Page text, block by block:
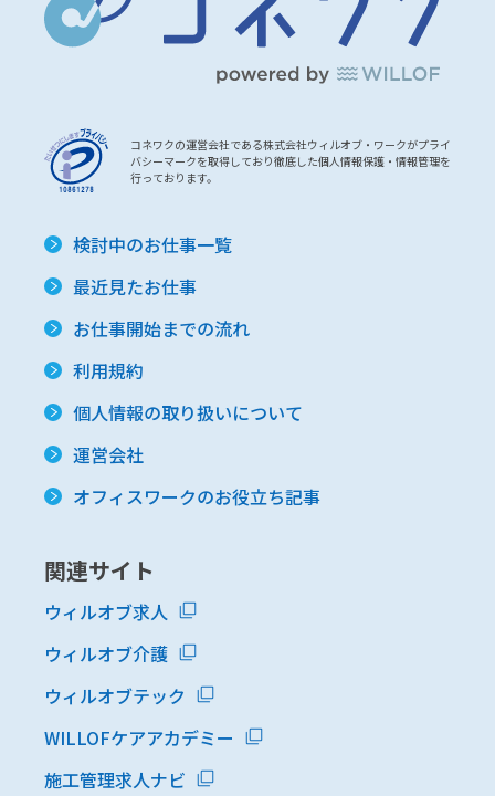
コネワクの運営会社である株式会社ウィルオブ・ワークがプライ
バシーマークを取得しており徹底した個人情報保護・情報管理を
行っております。
検討中のお仕事一覧
最近見たお仕事
お仕事開始までの流れ
利用規約
個人情報の取り扱いについて
運営会社
オフィスワークのお役立ち記事
関連サイト
ウィルオブ求人
ウィルオブ介護
ウィルオブテック
WILLOFケアアカデミー
施工管理求人ナビ